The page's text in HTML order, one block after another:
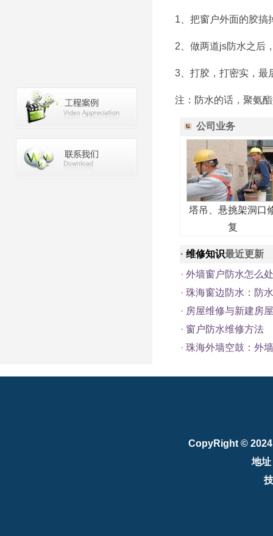
1、把窗户外面的胶搞
2、做两道js防水之后
3、打胶，打密实，最
注：防水的话，聚氨
公司业务
塔吊、悬挑架洞口
复
· 维修知识最近更新
· 外墙窗户防水怎么
· 珠海窗边防水：防
· 房屋维修与新建房
· 窗户防水维修方法
· 珠海外墙空鼓：外
CopyRight ©
地